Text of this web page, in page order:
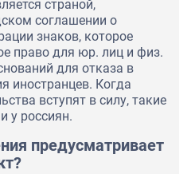
страной,
соглашении о
знаков, которое
право для юр. лиц и физ.
для отказа в
иностранцев. Когда
вступят в силу, такие
у россиян.
предусматривает